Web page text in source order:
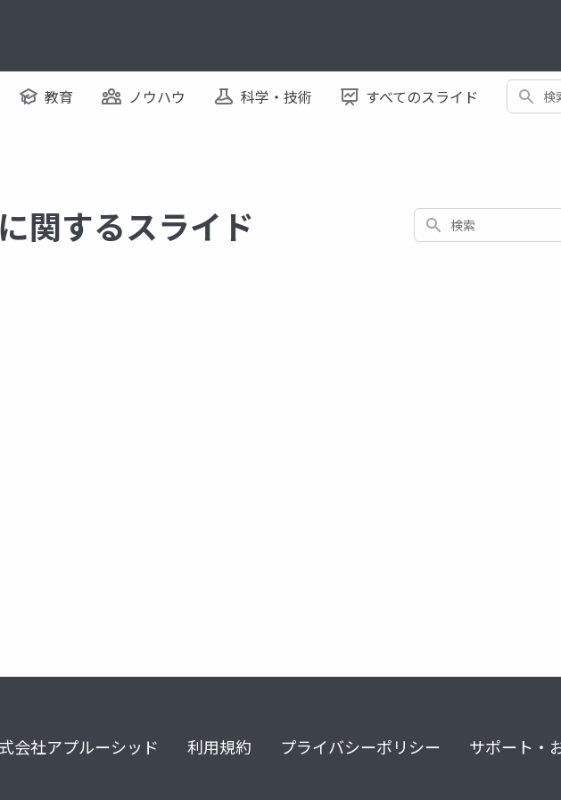
教育 ノウハウ 科学・技術 すべてのスライド 検索
関するスライド 検索
会社アプルーシッド 利用規約 プライバシーポリシー サポート・